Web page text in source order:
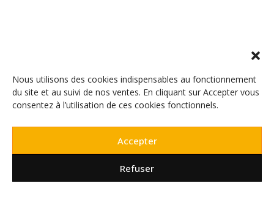
Nous utilisons des cookies indispensables au fonctionnement
du site et au suivi de nos ventes. En cliquant sur Accepter vous
consentez à l’utilisation de ces cookies fonctionnels.
Accepter
Refuser